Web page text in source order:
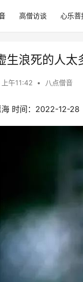
高僧访谈 心乐菩
生浪死的人太
午11:42 • 八点僧音
时间：2022-12-28